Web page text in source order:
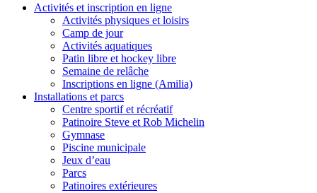
Activités et inscription en ligne
Activités physiques et loisirs
Camp de jour
Activités aquatiques
Patin libre et hockey libre
Semaine de relâche
Inscriptions en ligne (Amilia)
Installations et parcs
Centre sportif et récréatif
Patinoire Steve et Rob Michelin
Gymnase
Piscine municipale
Jeux d’eau
Parcs
Patinoires extérieures